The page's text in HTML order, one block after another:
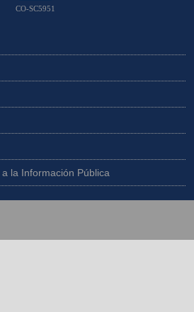
CO-SC5951
la Información Pública